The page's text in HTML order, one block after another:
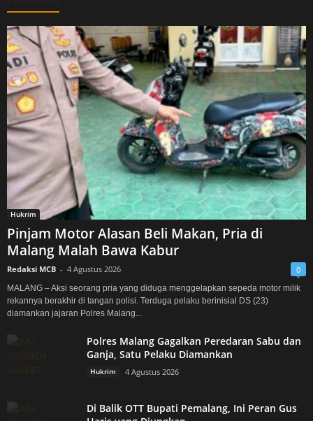
Hukrim
Pinjam Motor Alasan Beli Makan, Pria di
Malang Malah Bawa Kabur
Redaksi MCB - 4 Agustus 2026 0
MALANG – Aksi seorang pria yang diduga menggelapkan sepeda motor milik
rekannya berakhir di tangan polisi. Terduga pelaku berinisial DS (23)
diamankan jajaran Polres Malang...
Polres Malang Gagalkan Peredaran Sabu dan
Ganja, Satu Pelaku Diamankan
Hukrim 4 Agustus 2026
Di Balik OTT Bupati Pemalang, Ini Peran Gus